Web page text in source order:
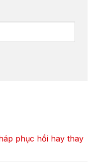
phục hồi hay thay